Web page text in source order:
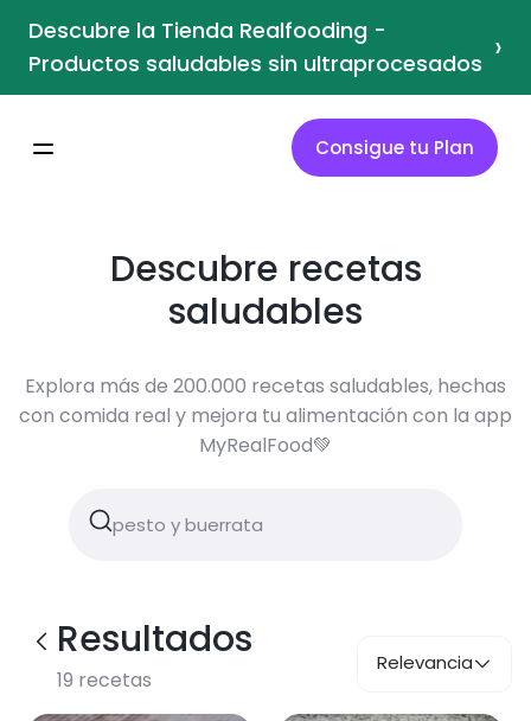
Descubre la Tienda Realfooding -
Productos saludables sin ultraprocesados ›
Consigue tu Plan
Descubre recetas
saludables
Explora más de 200.000 recetas saludables, hechas
con comida real y mejora tu alimentación con la app
MyRealFood💚
Resultados
19 recetas
Relevancia